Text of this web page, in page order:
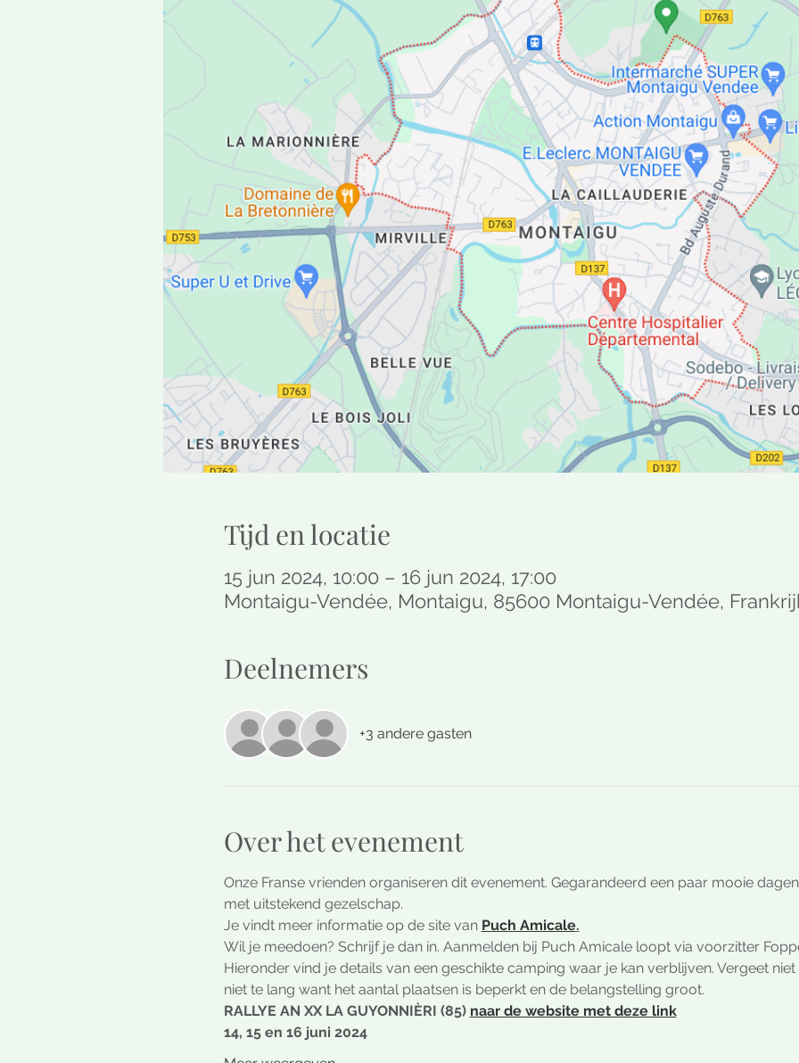
Tijd en locatie
15 jun 2024, 10:00 – 16 jun 2024, 17:00
Montaigu-Vendée, Montaigu, 85600 Montaigu-Vendée,
Deelnemers
+3 andere gasten
Over het evenement
Onze Franse vrienden organiseren dit evenement. Gegarandeerd een paar mooie
met uitstekend gezelschap.
Je vindt meer informatie op de site van Puch Amicale.
Wil je meedoen? Schrijf je dan in. Aanmelden bij Puch Amicale loopt via voorzitter
Hieronder vind je details van een geschikte camping waar je kan verblijven. Vergeet
niet te lang want het aantal plaatsen is beperkt en de belangstelling groot.
RALLYE AN XX LA GUYONNIÈRI (85) naar de website met deze link
14, 15 en 16 juni 2024